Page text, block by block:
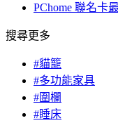
PChome 聯名卡
搜尋更多
#貓籠
#多功能家具
#圍欄
#睡床